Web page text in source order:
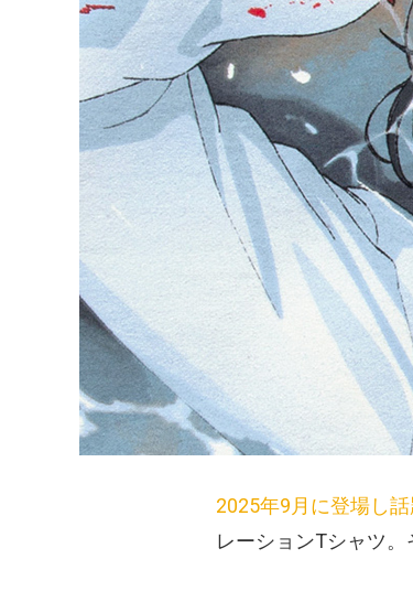
2025年9月に登場し
レーションTシャツ